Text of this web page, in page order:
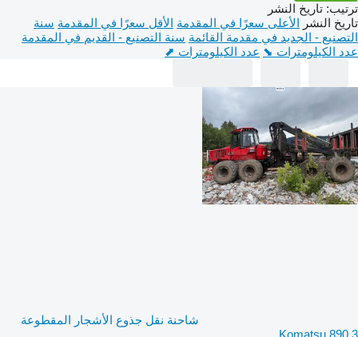
ترتيب: تاريخ النشر
تاريخ النشر الأعلى سعرًا في المقدمة الأقل سعرًا في المقدمة سنة
التصنيع - الجديد في مقدمة القائمة سنة التصنيع - القديم في المقدمة
عدد الكيلومترات ⬊ عدد الكيلومترات ⬈
شاحنة نقل جذوع الأشجار المقطوعة
Komatsu 890.3